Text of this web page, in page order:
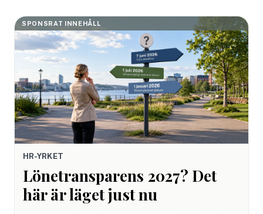
SPONSRAT INNEHÅLL
HR-YRKET
Lönetransparens 2027? Det
här är läget just nu